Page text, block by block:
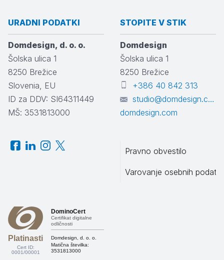
URADNI PODATKI
Domdesign, d. o. o.
Šolska ulica 1
8250 Brežice
Slovenia, EU
ID za DDV: SI64311449
MŠ: 3531813000
STOPITE V STIK
Domdesign
Šolska ulica 1
8250 Brežice
+386 40 842 313
studio@domdesign.com
domdesign.com
Pravno obvestilo
Varovanje osebnih
Platinasti
Cert ID:
0001/00001
DominoCert
Certifikat digitalne
odličnosti
Domdesign, d. o. o.
Matična številka:
3531813000